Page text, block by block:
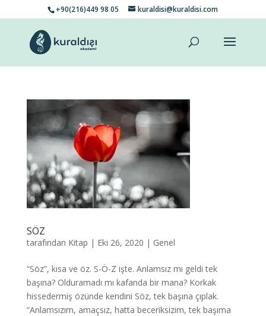
+90(216)449 98 05 kuraldisi@kuraldisi.com
SÖZ
tarafından Kitap | Eki 26, 2020 | Genel
“Söz”, kısa ve öz. S-Ö-Z işte. Anlamsız mı geldi tek
başına? Olduramadı mı kafanda bir mana? Korkak
hissedermiş özünde kendini Söz, tek başına çıplak.
“Anlamsızım, amaçsız, hatta beceriksizim, tek başıma